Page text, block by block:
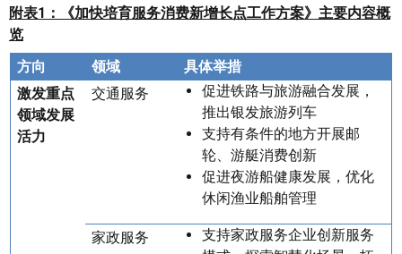
附表1 ：《加快培育服务消费新增长点工作方案》主要内容概
览
方向
领域
具体举措
激发重点
领域发展
活力
交通服务
促进铁路与旅游融合发展，
推出银发旅游列车
支持有条件的地方开展邮
轮、游艇消费创新
促进夜游船健康发展，优化
休闲渔业船舶管理
家政服务
支持家政服务企业创新服务